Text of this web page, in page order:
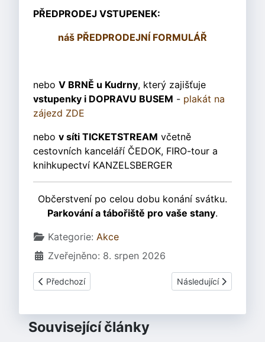
PŘEDPRODEJ VSTUPENEK:
náš PŘEDPRODEJNÍ FORMULÁŘ
nebo V BRNĚ u Kudrny, který zajišťuje
vstupenky i DOPRAVU BUSEM - plakát na
zájezd ZDE
nebo v síti TICKETSTREAM včetně
cestovních kanceláří ČEDOK, FIRO-tour a
knihkupectví KANZELSBERGER
Občerstvení po celou dobu konání svátku.
Parkování a tábořiště pro vaše stany.
Základní údaje
Kategorie: Akce
Zveřejněno: 8. srpen 2026
Předchozí článek: Svátek keltské kultury Beltine 2010
Předchozí Další článek: Beltine
Následující
Související články